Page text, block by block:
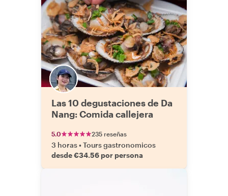
Las 10 degustaciones de Da
Nang: Comida callejera
5.0 235 reseñas
3 horas•Tours gastronomicos
desde €34.56 por persona